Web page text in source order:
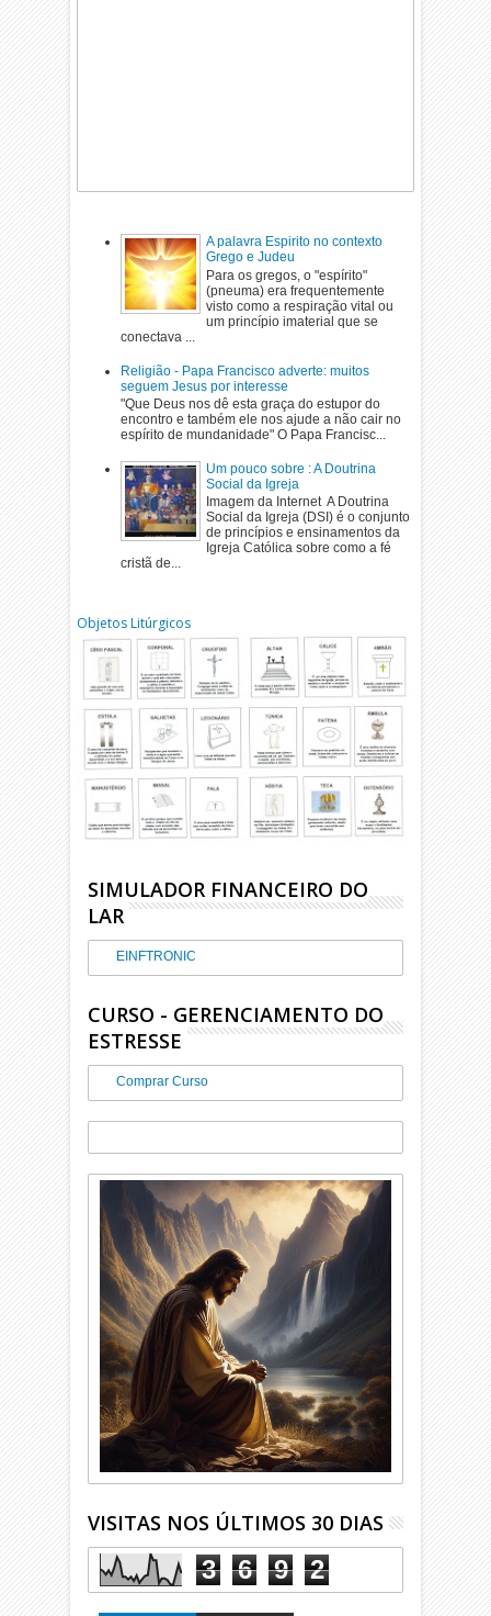
A palavra Espirito no contexto
Grego e Judeu
Para os gregos, o "espírito"
(pneuma) era frequentemente
visto como a respiração vital ou
um princípio imaterial que se
conectava ...
Religião - Papa Francisco adverte: muitos
seguem Jesus por interesse
"Que Deus nos dê esta graça do estupor do
encontro e também ele nos ajude a não cair no
espírito de mundanidade" O Papa Francisc...
Um pouco sobre : A Doutrina
Social da Igreja
Imagem da Internet A Doutrina
Social da Igreja (DSI) é o conjunto
de princípios e ensinamentos da
Igreja Católica sobre como a fé
cristã de...
Objetos Litúrgicos
SIMULADOR FINANCEIRO DO
LAR
EINFTRONIC
CURSO - GERENCIAMENTO DO
ESTRESSE
Comprar Curso
VISITAS NOS ÚLTIMOS 30 DIAS
3 6 9 2